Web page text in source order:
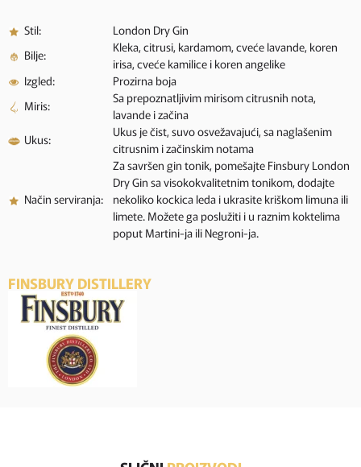
Stil:
London Dry Gin
Bilje:
Kleka, citrusi, kardamom, cveće lavande, koren
irisa, cveće kamilice i koren angelike
Izgled:
Prozirna boja
Miris:
Sa prepoznatljivim mirisom citrusnih nota,
lavande i začina
Ukus:
Ukus je čist, suvo osvežavajući, sa naglašenim
citrusnim i začinskim notama
Način serviranja:
Za savršen gin tonik, pomešajte Finsbury London
Dry Gin sa visokokvalitetnim tonikom, dodajte
nekoliko kockica leda i ukrasite kriškom limuna ili
limete. Možete ga poslužiti i u raznim koktelima
poput Martini-ja ili Negroni-ja.
FINSBURY DISTILLERY